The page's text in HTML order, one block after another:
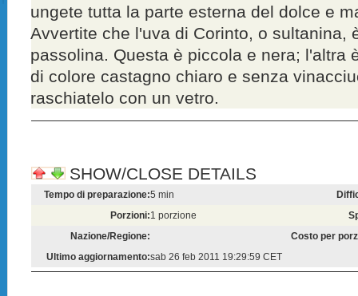
ungete tutta la parte esterna del dolce e
Avvertite che l'uva di Corinto, o sultanina,
passolina. Questa è piccola e nera; l'altra
di colore castagno chiaro e senza
raschiatelo con un vetro.
SHOW/CLOSE DETAILS
Tempo di preparazione:5 min
Porzioni:1 porzione
Nazione/Regione:
Costo per
Ultimo aggiornamento:sab 26 feb 2011 19:29:59 CET